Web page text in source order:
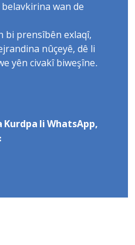
wan de
bi prensîbên exlaqî,
nûçeyê, dê li
yên civakî biweşîne.
li WhatsApp,